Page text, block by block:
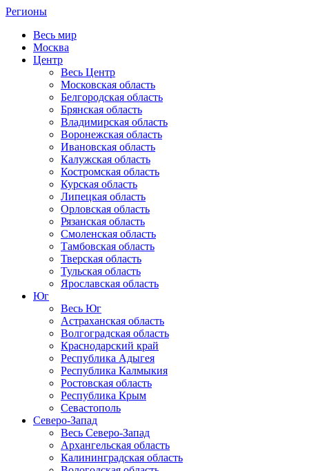
Регионы
Весь мир
Москва
Центр
Весь Центр
Московская область
Белгородская область
Брянская область
Владимирская область
Воронежская область
Ивановская область
Калужская область
Костромская область
Курская область
Липецкая область
Орловская область
Рязанская область
Смоленская область
Тамбовская область
Тверская область
Тульская область
Ярославская область
Юг
Весь Юг
Астраханская область
Волгоградская область
Краснодарский край
Республика Адыгея
Республика Калмыкия
Ростовская область
Республика Крым
Севастополь
Северо-Запад
Весь Северо-Запад
Архангельская область
Калининградская область